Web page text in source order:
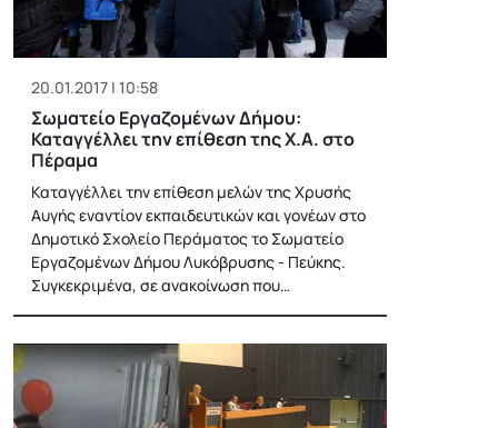
20.01.2017 | 10:58
Σωματείο Εργαζομένων Δήμου:
Καταγγέλλει την επίθεση της Χ.Α. στο
Πέραμα
Καταγγέλλει την επίθεση μελών της Χρυσής
Αυγής εναντίον εκπαιδευτικών και γονέων στο
Δημοτικό Σχολείο Περάματος το Σωματείο
Εργαζομένων Δήμου Λυκόβρυσης - Πεύκης.
Συγκεκριμένα, σε ανακοίνωση που…